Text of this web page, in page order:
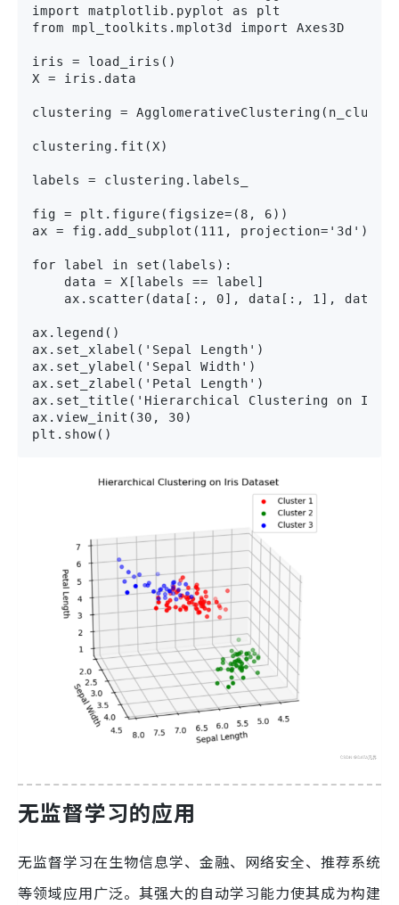
import matplotlib.pyplot as plt
from mpl_toolkits.mplot3d import Axes3D
iris = load_iris()
X = iris.data
clustering =
clustering.fit(X)
labels = clustering.labels_
fig = plt.figure(figsize=(8, 6))
ax = fig.add_subplot(111, projection='3d')
for label in set(labels):
    data = X[labels == label]
ax.scatter(data[:, 0], data[:, 1],
ax.legend()
ax.set_xlabel('Sepal Length')
ax.set_ylabel('Sepal Width')
ax.set_zlabel('Petal Length')
ax.set_title('Hierarchical Clustering on Iris
ax.view_init(30, 30)
plt.show()
无监督学习的应用
无监督学习在生物信息学、金融、网络安全、推荐系统
等领域应用广泛。其强大的自动学习能力使其成为构建